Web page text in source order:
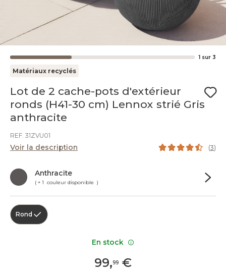
1 sur 3
Matériaux recyclés
Lot de 2 cache-pots d'extérieur
ronds (H41-30 cm) Lennox strié Gris
anthracite
REF. 31ZVU01
Voir la description (3)
Anthracite
( + 1 couleur disponible )
Rond
99,99 €